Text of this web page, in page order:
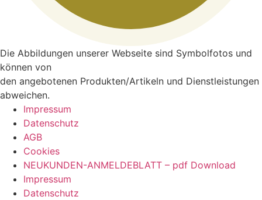
Die Abbildungen unserer Webseite sind Symbolfotos und
können von
den angebotenen Produkten/Artikeln und Dienstleistungen
abweichen.
Impressum
Datenschutz
AGB
Cookies
NEUKUNDEN-ANMELDEBLATT – pdf Download
Impressum
Datenschutz